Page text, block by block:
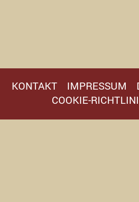
KONTAKT IMPRESSUM
COOKIE-